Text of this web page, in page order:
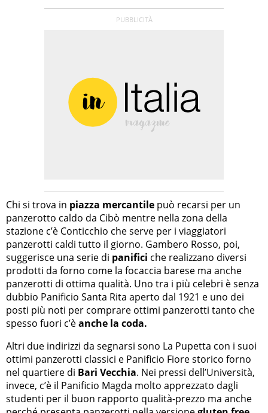
Chi si trova in piazza mercantile può recarsi per un
panzerotto caldo da Cibò mentre nella zona della
stazione c’è Conticchio che serve per i viaggiatori
panzerotti caldi tutto il giorno. Gambero Rosso, poi,
suggerisce una serie di panifici che realizzano diversi
prodotti da forno come la focaccia barese ma anche
panzerotti di ottima qualità. Uno tra i più celebri è senza
dubbio Panificio Santa Rita aperto dal 1921 e uno dei
posti più noti per comprare ottimi panzerotti tanto che
spesso fuori c’èanche la coda.
Altri due indirizzi da segnarsi sono La Pupetta con i suoi
ottimi panzerotti classici e Panificio Fiore storico forno
nel quartiere di Bari Vecchia. Nei pressi dell’Università,
invece, c’è il Panificio Magda molto apprezzato dagli
studenti per il buon rapporto qualità-prezzo ma anche